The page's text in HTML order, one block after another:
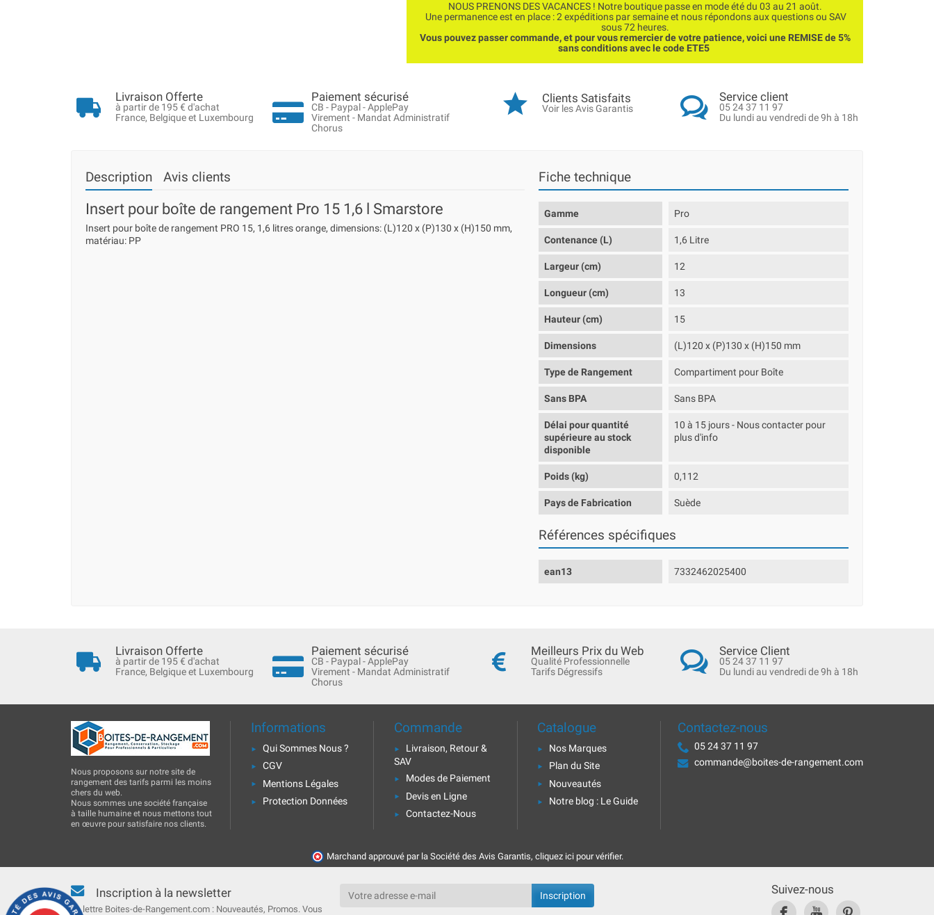
NOUS PRENONS DES VACANCES ! Notre boutique passe en mode été du 03 au 21 août.
Une permanence est en place : 2 expéditions par semaine et nous répondons aux questions ou SAV
sous 72 heures.
Vous pouvez passer commande, et pour vous remercier de votre patience, voici une REMISE de 5%
sans conditions avec le code ETE5
Livraison Offerte
à partir de 195 € d'achat
France, Belgique et Luxembourg
Paiement sécurisé
CB - Paypal - ApplePay
Virement - Mandat Administratif
Chorus
Clients Satisfaits
Voir les Avis Garantis
Service client
05 24 37 11 97
Du lundi au vendredi de 9h à 18h
Description Avis clients
Insert pour boîte de rangement Pro 15 1,6 l Smarstore
Insert pour boîte de rangement PRO 15, 1,6 litres orange, dimensions: (L)120 x (P)130 x (H)150 mm,
matériau: PP
Fiche technique
Gamme Pro
Contenance (L) 1,6 Litre
Largeur (cm) 12
Longueur (cm) 13
Hauteur (cm) 15
Dimensions (L)120 x (P)130 x (H)150 mm
Type de Rangement Compartiment pour Boîte
Sans BPA Sans BPA
Délai pour quantité
supérieure au stock
disponible
10 à 15 jours - Nous contacter pour
plus d'info
Poids (kg) 0,112
Pays de Fabrication Suède
Références spécifiques
ean13 7332462025400
Livraison Offerte
à partir de 195 € d'achat
France, Belgique et Luxembourg
Paiement sécurisé
CB - Paypal - ApplePay
Virement - Mandat Administratif
Chorus
Meilleurs Prix du Web
Qualité Professionnelle
Tarifs Dégressifs
Service Client
05 24 37 11 97
Du lundi au vendredi de 9h à 18h
Nous proposons sur notre site de
rangement des tarifs parmi les moins
chers du web.
Nous sommes une société française
à taille humaine et nous mettons tout
en œuvre pour satisfaire nos clients.
Informations
Qui Sommes Nous ?
CGV
Mentions Légales
Protection Données
Commande
Livraison, Retour &
SAV
Modes de Paiement
Devis en Ligne
Contactez-Nous
Catalogue
Nos Marques
Plan du Site
Nouveautés
Notre blog : Le Guide
Contactez-nous
05 24 37 11 97
commande@boites-de-rangement.com
Marchand approuvé par la Société des Avis Garantis, cliquez ici pour vérifier.
Inscription à la newsletter
La lettre Boites-de-Rangement.com : Nouveautés, Promos. Vous
Suivez-nous